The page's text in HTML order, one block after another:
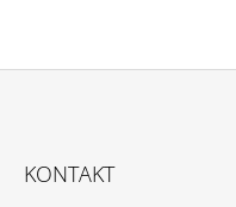
KONTAKT